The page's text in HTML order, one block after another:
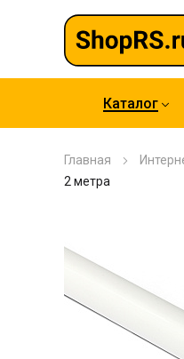
Каталог
Главная
2 метра